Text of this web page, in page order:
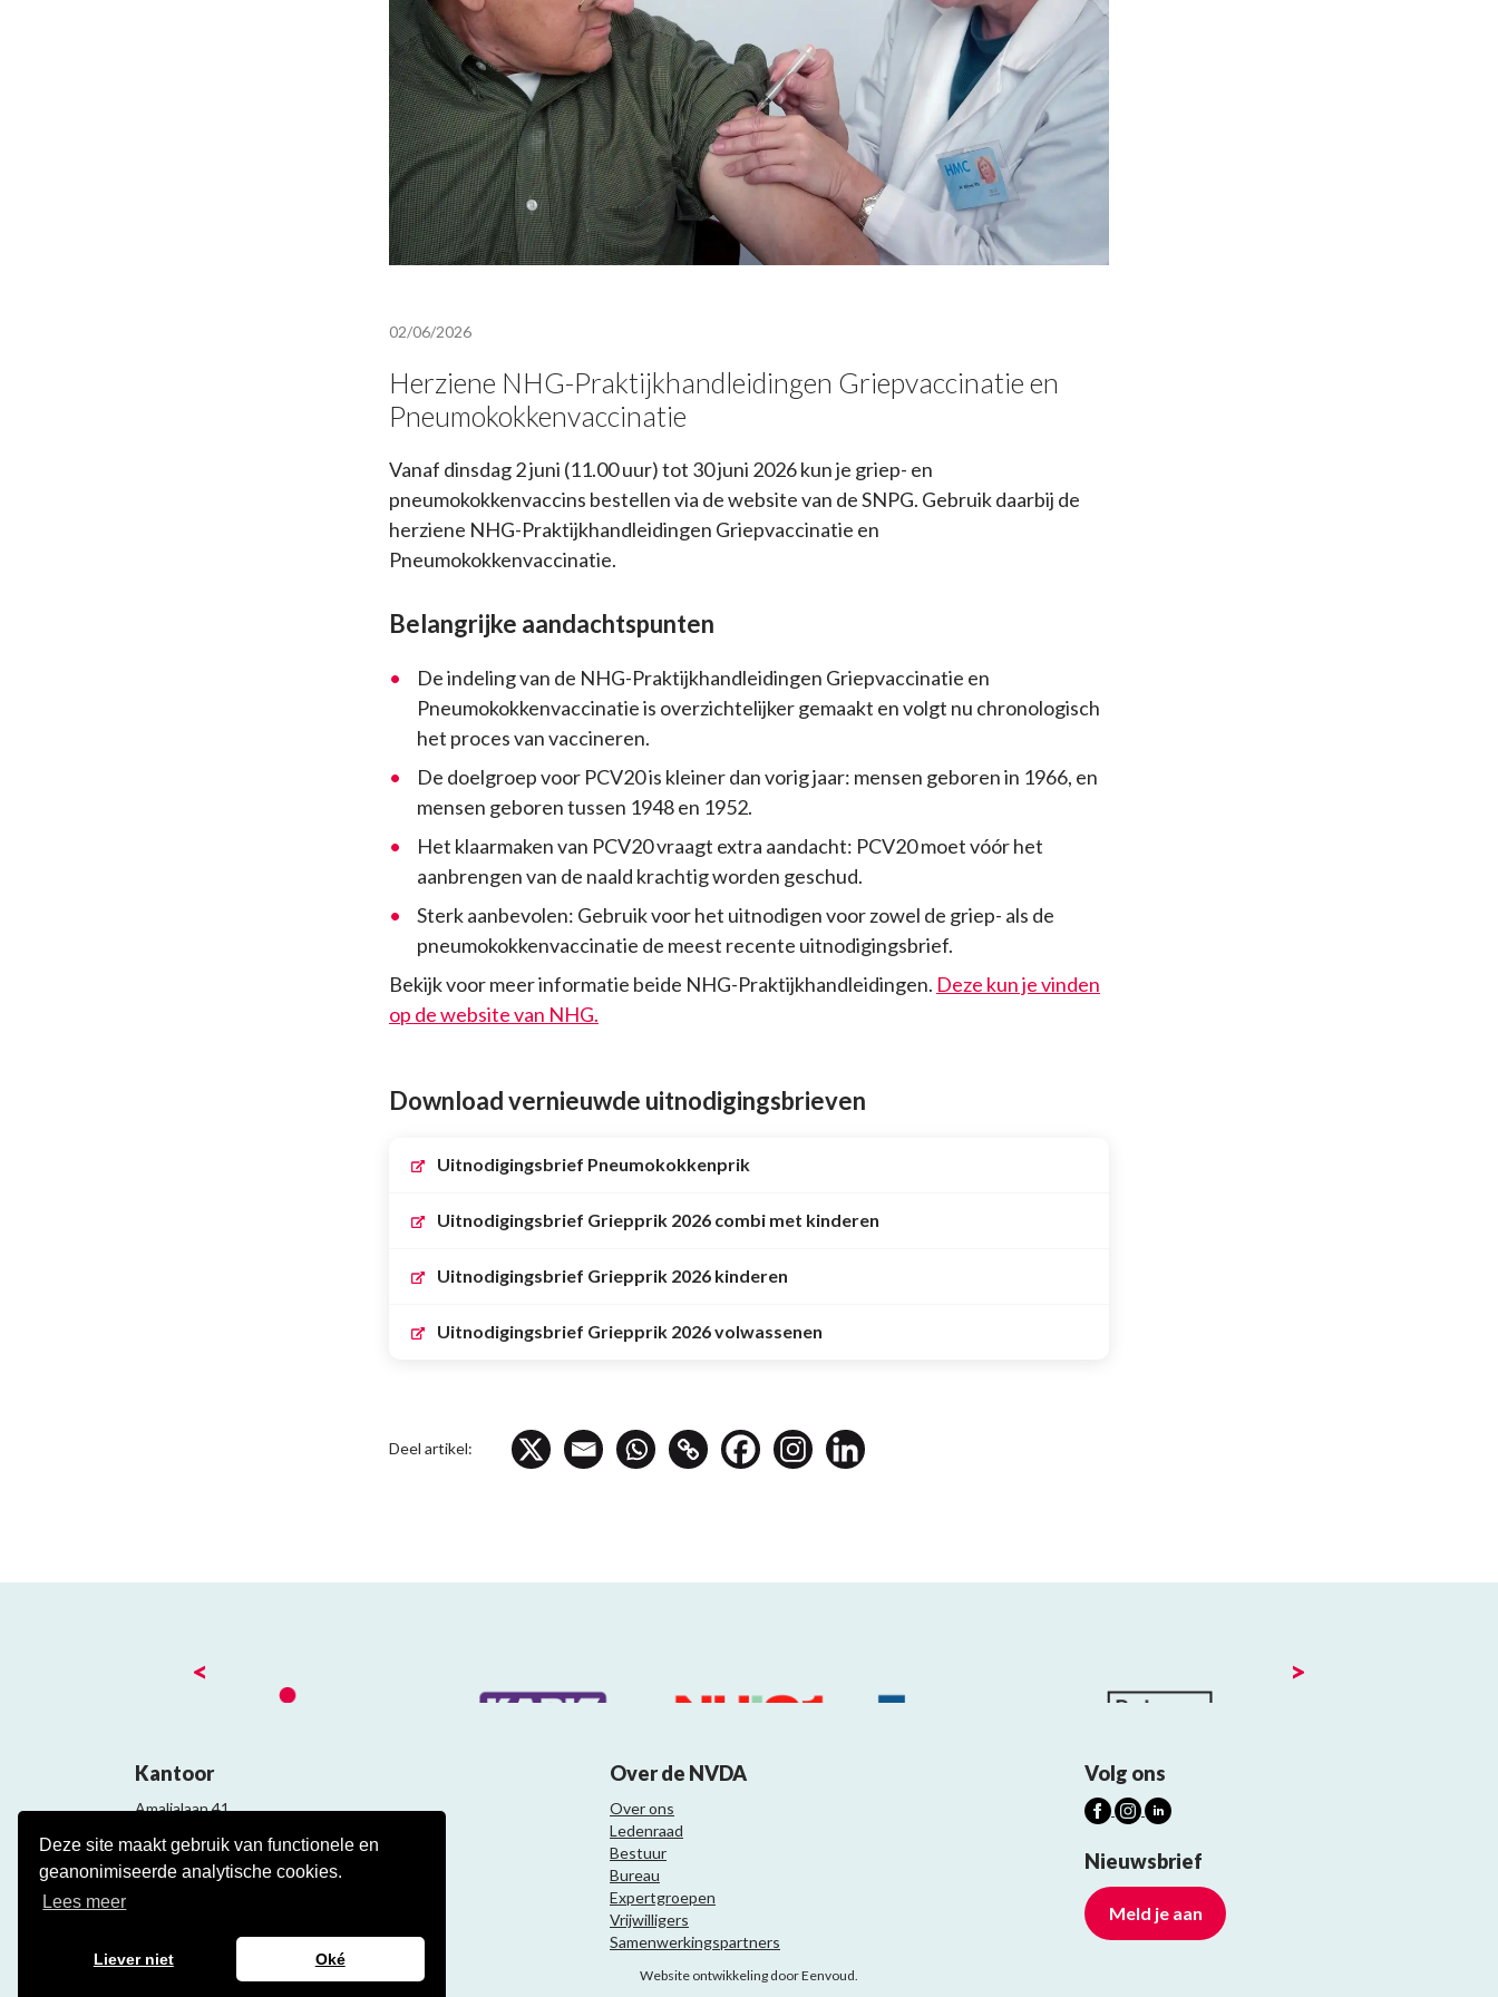
Deze site maakt gebruik van functionele en
geanonimiseerde analytische cookies.
Lees meer
Liever niet Oké
02/06/2026
Herziene NHG-Praktijkhandleidingen Griepvaccinatie en
Pneumokokkenvaccinatie
Vanaf dinsdag2 juni (11.00 uur) tot 30 juni 2026kun je griep- en
pneumokokkenvaccins bestellenvia de website van de SNPG. Gebruik daarbij de
herziene NHG-Praktijkhandleidingen Griepvaccinatie en
Pneumokokkenvaccinatie.
Belangrijke aandachtspunten
De indeling van de NHG-Praktijkhandleidingen Griepvaccinatie en
Pneumokokkenvaccinatie is overzichtelijker gemaakt en volgt nu chronologisch
het proces van vaccineren.
De doelgroep voor PCV20 is kleiner dan vorig jaar: mensen geboren in 1966, en
mensen geboren tussen 1948 en 1952.
Het klaarmaken van PCV20 vraagt extra aandacht: PCV20 moet vóór het
aanbrengen van de naald krachtig worden geschud.
Sterk aanbevolen: Gebruik voor het uitnodigen voor zowel de griep- als de
pneumokokkenvaccinatie de meest recente uitnodigingsbrief.
Bekijk voor meer informatie beide NHG-Praktijkhandleidingen. Deze kun je vinden
op de website van NHG.
Download vernieuwde uitnodigingsbrieven
Uitnodigingsbrief Pneumokokkenprik
Uitnodigingsbrief Griepprik 2026 combi met kinderen
Uitnodigingsbrief Griepprik 2026 kinderen
Uitnodigingsbrief Griepprik 2026 volwassenen
Deel artikel:
< >
Kantoor
Amalialaan 41
Contact
Veelgestelde cao vragen
Over de NVDA
Over ons
Ledenraad
Bestuur
Bureau
Expertgroepen
Vrijwilligers
Samenwerkingspartners
Volg ons
Nieuwsbrief
Meld je aan
Website ontwikkeling door Eenvoud.